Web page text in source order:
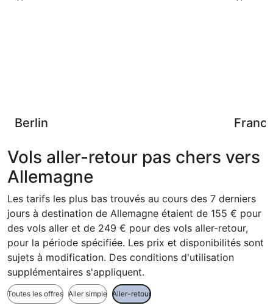
Berlin
Vols aller-retour pas chers vers
Allemagne
Les tarifs les plus bas trouvés au cours des 7 derniers
jours à destination de Allemagne étaient de 155 € pour
des vols aller et de 249 € pour des vols aller-retour,
pour la période spécifiée. Les prix et disponibilités sont
sujets à modification. Des conditions d'utilisation
supplémentaires s'appliquent.
Toutes les offres Aller simple Aller-retour